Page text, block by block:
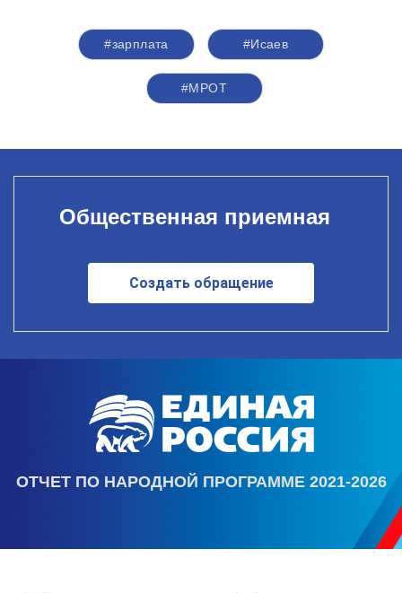
#зарплата #Исаев
#МРОТ
Общественная приемная
Создать обращение
ОТЧЕТ ПО НАРОДНОЙ ПРОГРАММЕ 2021-2026